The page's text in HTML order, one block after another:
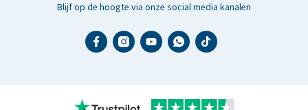
Blijf op de hoogte via onze social media kanalen